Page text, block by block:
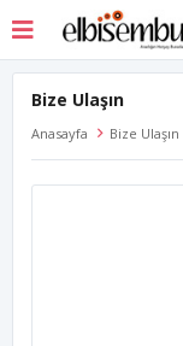
Bize Ulaşın
Anasayfa Bize Ulaşın